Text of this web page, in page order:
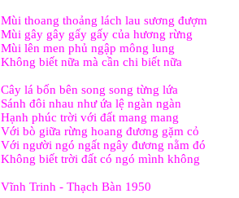
Mùi thoang thoảng lách lau sương đượm
Mùi gây gây gấy gấy của hương rừng
Mùi lên men phủ ngập mông lung
Không biết nữa mà cần chi biết nữa
Cây lá bốn bên song song từng lứa
Sánh đôi nhau như ứa lệ ngàn ngàn
Hạnh phúc trời với đất mang mang
Với bò giữa rừng hoang đương gặm cỏ
Với người ngó ngất ngây đương nằm đó
Không biết trời đất có ngó mình không
Vĩnh Trinh - Thạch Bàn 1950